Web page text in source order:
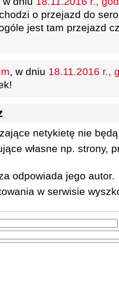
o przejazd do
jest tam przejazd
, w dniu 18.11.2016 r.,
netykietę nie
własne np. strony,
odpowiada jego autor.
w serwisie